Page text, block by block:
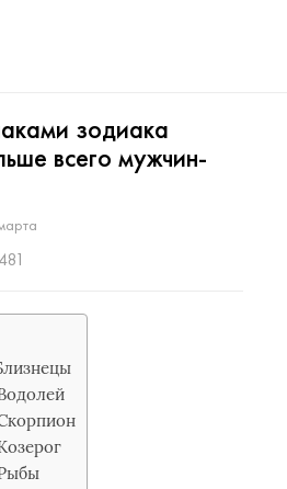
зодиака
всего мужчин-